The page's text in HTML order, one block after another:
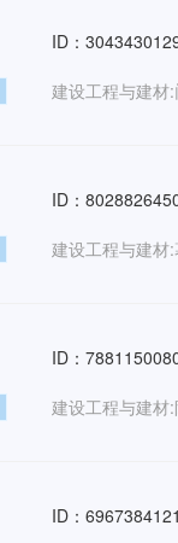
ID：
建设工程与建材
ID：
建设工程与建材
ID：
建设工程与建材
ID：